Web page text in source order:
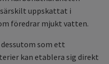
uppskattat i
föredrar mjukt vatten.
som ett
kan etablera sig direkt